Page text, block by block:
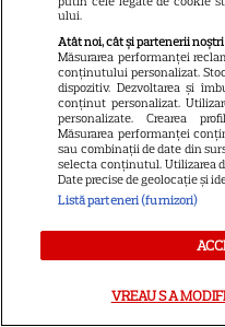
purtat o rochie de
voluminoasă și
dimensiunilor
artista a fost
autobuz, și nu o
ajunge la
exclusivist din
evenimentului,
ului.
Atât noi, cât și partenerii
Măsurarea performanței
conținutului personalizat.
dispozitiv. Dezvoltarea și
conținut personalizat.
personalizate. Crearea
Măsurarea performanței
sau combinații de date din
selecta conținutul. Utilizarea
Date precise de geolocație și
Listă parteneri (furnizori)
VREAU SA